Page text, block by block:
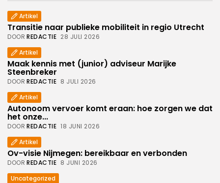
Artikel
Transitie naar publieke mobiliteit in regio Utrecht
DOOR REDACTIE 28 JULI 2026
Artikel
Maak kennis met (junior) adviseur Marijke
Steenbreker
DOOR REDACTIE 8 JULI 2026
Artikel
Autonoom vervoer komt eraan: hoe zorgen we dat
het onze...
DOOR REDACTIE 18 JUNI 2026
Artikel
Ov-visie Nijmegen: bereikbaar en verbonden
DOOR REDACTIE 8 JUNI 2026
Uncategorized